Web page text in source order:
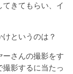
きてもらい、イ
というのは？
さんの撮影をす
影するに当たっ